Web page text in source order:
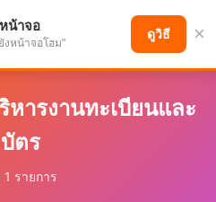
ตที่ก้าวหน้า
หารงานทะเบียนและ
บัตร
1 รายการ
น้าจอ
งหน้าจอโฮม"
ดูวิธี ×